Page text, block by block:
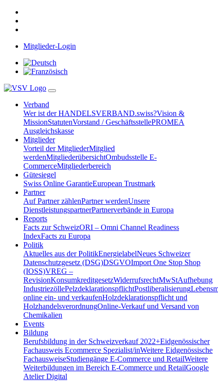
Mitglieder-Login
Verband
Wer ist der HANDELSVERBAND.swiss?Vision &
MissionStatutenVorstand / GeschäftsstellePROMEA
Ausgleichskasse
Mitglieder
Vorteil der MitgliederMitglied
werdenMitgliederübersichtOmbudsstelle E-
CommerceMitgliederbereich
Gütesiegel
Swiss Online GarantieEuropean Trustmark
Partner
Auf Partner zählenPartner werdenUnsere
DienstleistungspartnerPartnerverbände in Europa
Reports
Facts zur SchweizORI – Omni Channel Readiness
IndexFacts zu Europa
Politik
Aktuelles aus der PolitikEnergielabelNeues Schweizer
Datenschutzgesetz (DSG)DSGVOImport One Stop Shop
(IOSS)VREG –
RevisionKonsumkreditgesetzWiderrufsrechtMwStAufhebung
IndustriezöllePelzdeklarationspflichtPostliberalisierung
online ein- und verkaufenHolzdeklarationspflicht und
HolzhandelsverordnungOnline-Verkauf und Versand von
Chemikalien
Events
Bildung
Berufsbildung in der Schweizverkauf 2022+Eidgenössischer
Fachausweis Ecommerce Spezialist/inWeitere Eidgenössische
FachausweiseStudiengänge E-Commerce und RetailWeitere
Weiterbildungen im Bereich E-Commerce und RetailGoogle
Atelier Digital